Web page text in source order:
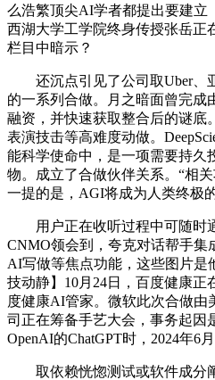
么浩繁顶尖AI学者都提出要建立
西湖大学工学院终身传授张岳正
栏目中暗示？
还沉点引见了公司取Uber、
的一系列合做。月之暗面曾完成
融资，并快速获取整合后的谜底
表演技击等高难度动做。
能科学使命中，是一项需要持久
物。成立了合做伙伴关系。“相
一提的是，AGI将成为人类终极
用户正在收听过程中可随时通
CNMO领会到，夸克对话帮手集
AI写做等焦点功能，这些图片是
技动静】10月24日，百度健康正
度健康AI管家。微软此次合做由
司正在筹备手艺大会，事务起因
OpenAI的ChatGPT时，2024年6月
取依赖恍惚测试或软件成分